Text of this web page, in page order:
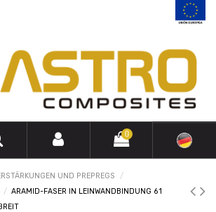
0
UND PREPREGS
ARAMID-FASER IN LEINWANDBINDUNG 61